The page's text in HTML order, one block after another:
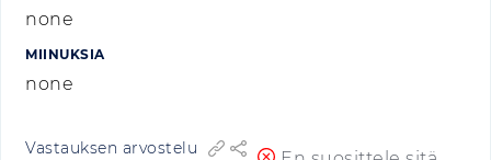
none
MIINUKSIA
none
Vastauksen arvostelu